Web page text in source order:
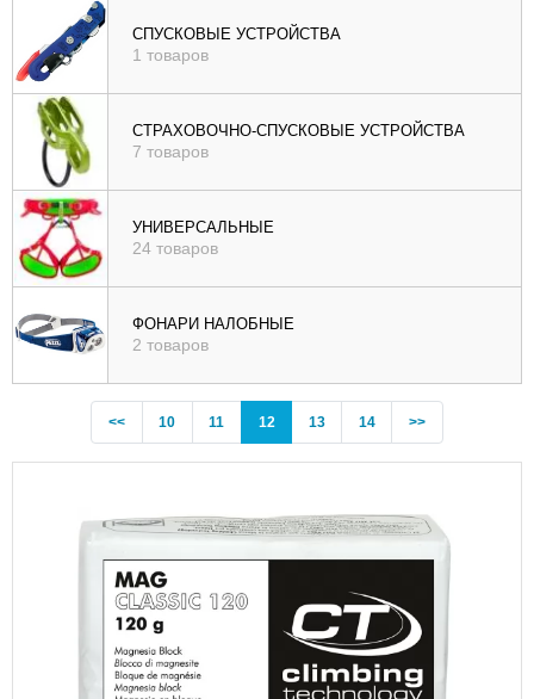
СПУСКОВЫЕ УСТРОЙСТВА
1 товаров
СТРАХОВОЧНО-СПУСКОВЫЕ УСТРОЙСТВА
7 товаров
УНИВЕРСАЛЬНЫЕ
24 товаров
ФОНАРИ НАЛОБНЫЕ
2 товаров
<<Previous
10 11 12(current)
13 14 >>